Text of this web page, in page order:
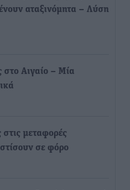
αταξινόμητα – Λύση
στο Αιγαίο – Μία
στις μεταφορές
σε φόρο